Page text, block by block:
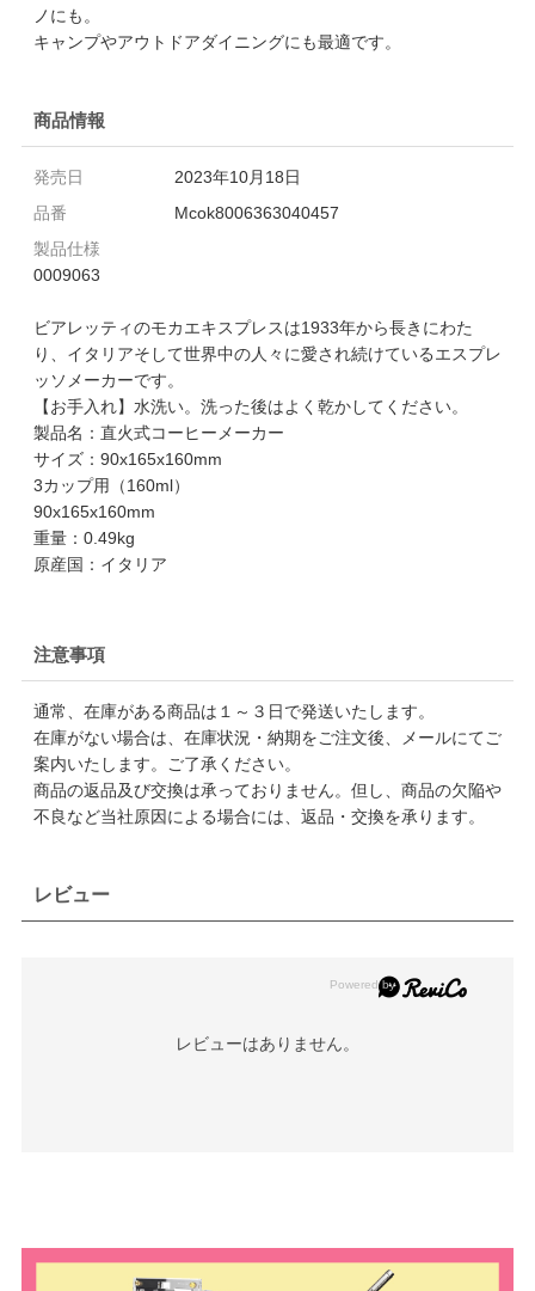
ノにも。
キャンプやアウトドアダイニングにも最適です。
商品情報
発売日
2023年10月18日
品番
Mcok8006363040457
製品仕様
0009063
ビアレッティのモカエキスプレスは1933年から長きにわた
り、イタリアそして世界中の人々に愛され続けているエスプレ
ッソメーカーです。
【お手入れ】水洗い。洗った後はよく乾かしてください。
製品名：直火式コーヒーメーカー
サイズ：90x165x160mm
3カップ用（160ml）
90x165x160mm
重量：0.49kg
原産国：イタリア
注意事項
通常、在庫がある商品は１～３日で発送いたします。
在庫がない場合は、在庫状況・納期をご注文後、メールにてご
案内いたします。ご了承ください。
商品の返品及び交換は承っておりません。但し、商品の欠陥や
不良など当社原因による場合には、返品・交換を承ります。
レビュー
レビューはありません。